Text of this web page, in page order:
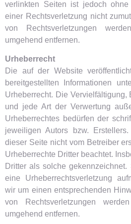
verlinkten Seiten ist jedoch ohne
einer Rechtsverletzung nicht
von Rechtsverletzungen
umgehend entfernen.
Urheberrecht
Die auf der Website
bereitgestellten Informationen
Urheberrecht. Die Vervielfältigung,
und jede Art der Verwertung
Urheberrechtes bedürfen der
jeweiligen Autors bzw.
dieser Seite nicht vom Betreiber
Urheberrechte Dritter beachtet.
Dritter als solche
eine Urheberrechtsverletzung
wir um einen entsprechenden
von Rechtsverletzungen
umgehend entfernen.